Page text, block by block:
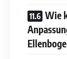
Wie